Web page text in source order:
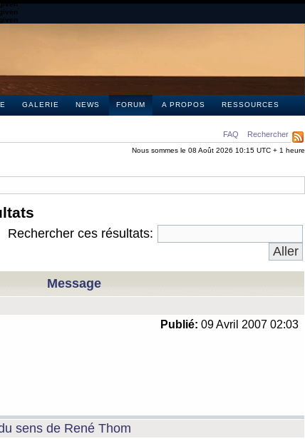
GALERIE NEWS FORUM A PROPOS RESSOURCES
FAQ Rechercher
Nous sommes le 08 Août 2026 10:15 UTC + 1 heure
Rechercher ces résultats:
Message
Publié: 09 Avril 2007 02:03
sens de René Thom